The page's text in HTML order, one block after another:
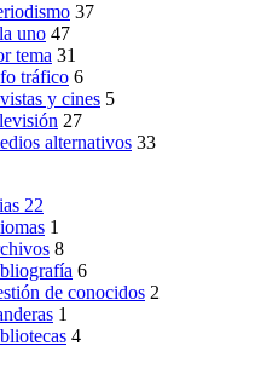
37
uno 47
tema 31
tráfico 6
y cines 5
27
alternativos 33
22
1
8
6
de conocidos 2
1
4